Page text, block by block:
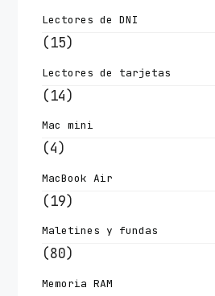
Lectores de DNI
(15)
Lectores de tarjetas
(14)
Mac mini
(4)
MacBook Air
(19)
Maletines y fundas
(80)
Memoria RAM